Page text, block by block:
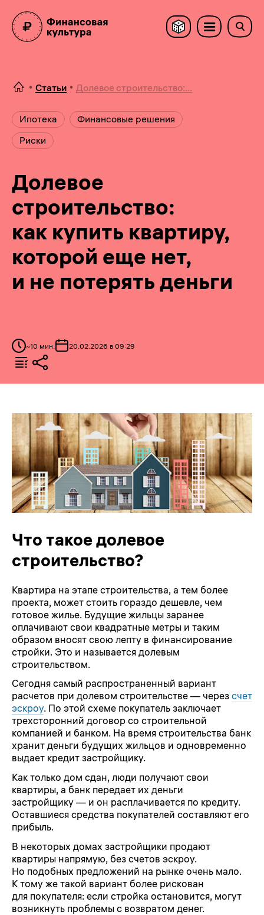
Статьи Долевое строительство:...
Ипотека
Финансовые решения
Риски
Долевое
строительство:
как купить квартиру,
которой еще нет,
и не потерять деньги
~10 мин. 20.02.2026 в 09:29
Что такое долевое
строительство?
Квартира на этапе строительства, а тем более
проекта, может стоить гораздо дешевле, чем
готовое жилье. Будущие жильцы заранее
оплачивают свои квадратные метры и таким
образом вносят свою лепту в финансирование
стройки. Это и называется долевым
строительством.
Сегодня самый распространенный вариант
расчетов при долевом строительстве — через счет
эскроу. По этой схеме покупатель заключает
трехсторонний договор со строительной
компанией и банком. На время строительства банк
хранит деньги будущих жильцов и одновременно
выдает кредит застройщику.
Как только дом сдан, люди получают свои
квартиры, а банк передает их деньги
застройщику — и он расплачивается по кредиту.
Оставшиеся средства покупателей составляют его
прибыль.
В некоторых домах застройщики продают
квартиры напрямую, без счетов эскроу.
Но подобных предложений на рынке очень мало.
К тому же такой вариант более рискован
для покупателя: если стройка остановится, могут
возникнуть проблемы с возвратом денег.